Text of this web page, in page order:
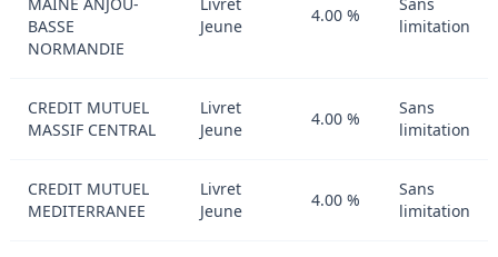
BASSE
NORMANDIE
Jeune
4.00 %
limitation
CREDIT MUTUEL
MASSIF CENTRAL
Livret
Jeune
4.00 %
Sans
limitation
CREDIT MUTUEL
MEDITERRANEE
Livret
Jeune
4.00 %
Sans
limitation